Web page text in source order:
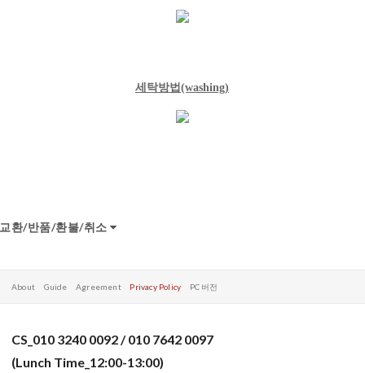
세탁방법 (washing)
교환/반품/환불/취소
About Guide Agreement Privacy Policy PC 버전
CS_010 3240 0092 / 010 7642 0097
(Lunch Time_12:00-13:00)